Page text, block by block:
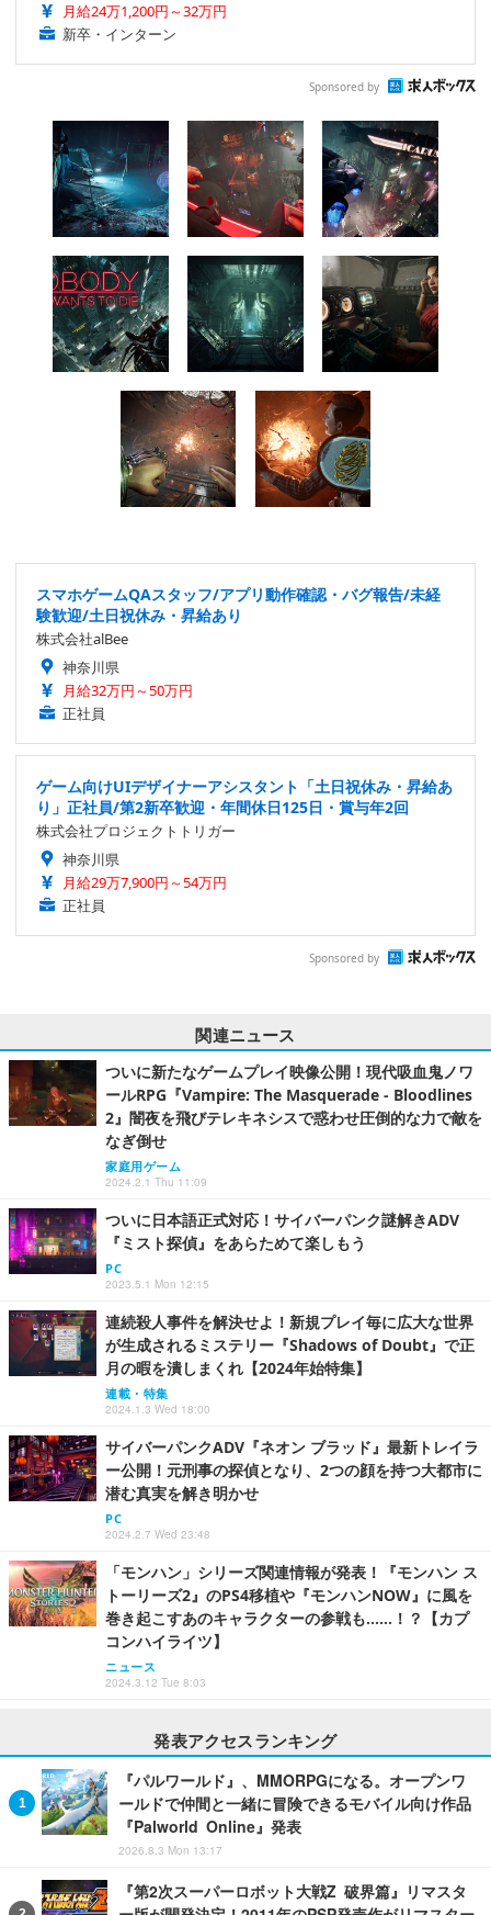
月給24万1,200円～32万円
新卒・インターン
Sponsored by
スマホゲームQAスタッフ/アプリ動作確認・バグ報告/未経
験歓迎/土日祝休み・昇給あり
株式会社alBee
神奈川県
月給32万円～50万円
正社員
ゲーム向けUIデザイナーアシスタント「土日祝休み・昇給あ
り」正社員/第2新卒歓迎・年間休日125日・賞与年2回
株式会社プロジェクトトリガー
神奈川県
月給29万7,900円～54万円
正社員
Sponsored by
関連ニュース
ついに新たなゲームプレイ映像公開！現代吸血鬼ノワ
ールRPG『Vampire: The Masquerade - Bloodlines
2』闇夜を飛びテレキネシスで惑わせ圧倒的な力で敵を
なぎ倒せ
家庭用ゲーム
2024.2.1 Thu 11:09
ついに日本語正式対応！サイバーパンク謎解きADV
『ミスト探偵』をあらためて楽しもう
PC
2023.5.1 Mon 12:15
連続殺人事件を解決せよ！新規プレイ毎に広大な世界
が生成されるミステリー『Shadows of Doubt』で正
月の暇を潰しまくれ【2024年始特集】
連載・特集
2024.1.3 Wed 18:00
サイバーパンクADV『ネオン ブラッド』最新トレイラ
ー公開！元刑事の探偵となり、2つの顔を持つ大都市に
潜む真実を解き明かせ
PC
2024.2.7 Wed 23:48
「モンハン」シリーズ関連情報が発表！『モンハン ス
トーリーズ2』のPS4移植や『モンハンNOW』に風を
巻き起こすあのキャラクターの参戦も……！？【カプ
コンハイライツ】
ニュース
2024.3.12 Tue 8:03
発表アクセスランキング
『パルワールド』、MMORPGになる。オープンワ
ールドで仲間と一緒に冒険できるモバイル向け作品
『Palworld Online』発表
2026.8.3 Mon 13:17
『第2次スーパーロボット大戦Z 破界篇』リマスタ